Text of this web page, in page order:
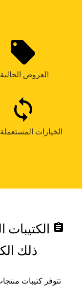
العروض الحالية
الخيارات المستعملة
assignment الكتيبات
ذلك